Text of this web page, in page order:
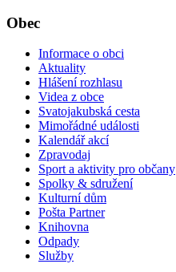
Obec
Informace o obci
Aktuality
Hlášení rozhlasu
Videa z obce
Svatojakubská cesta
Mimořádné události
Kalendář akcí
Zpravodaj
Sport a aktivity pro občany
Spolky & sdružení
Kulturní dům
Pošta Partner
Knihovna
Odpady
Služby